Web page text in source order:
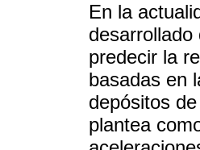
En la
predecir la
basadas en
depósitos
plantea